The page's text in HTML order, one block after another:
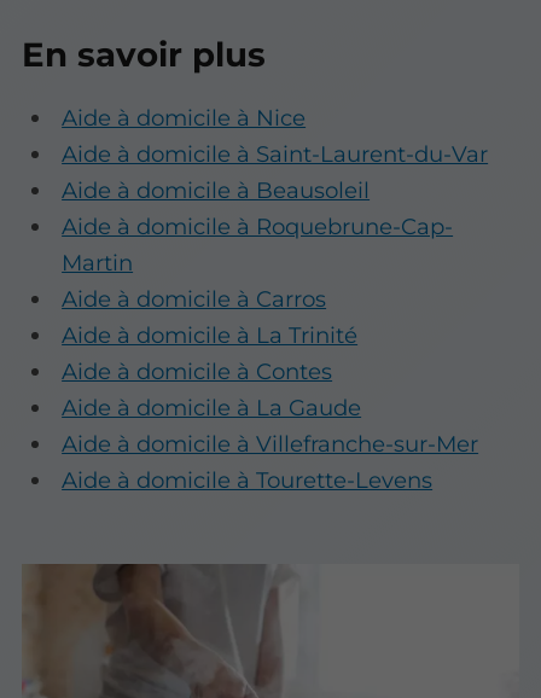
En savoir plus
Aide à domicile à Nice
Aide à domicile à Saint-Laurent-du-Var
Aide à domicile à Beausoleil
Aide à domicile à Roquebrune-Cap-
Martin
Aide à domicile à Carros
Aide à domicile à La Trinité
Aide à domicile à Contes
Aide à domicile à La Gaude
Aide à domicile à Villefranche-sur-Mer
Aide à domicile à Tourette-Levens